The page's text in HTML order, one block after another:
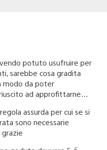
potuto usufruire per
sarebbe cosa gradita
modo da poter
ad approfittarne…
assurda per cui se si
sono necessarie